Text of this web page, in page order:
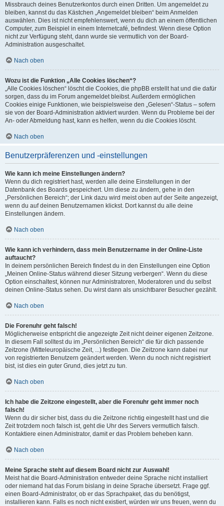
Missbrauch deines Benutzerkontos durch einen Dritten. Um angemeldet zu
bleiben, kannst du das Kästchen „Angemeldet bleiben“ beim Anmelden
auswählen. Dies ist nicht empfehlenswert, wenn du dich an einem öffentlichen
Computer, zum Beispiel in einem Internetcafé, befindest. Wenn diese Option
nicht zur Verfügung steht, dann wurde sie vermutlich von der Board-
Administration ausgeschaltet.
Nach oben
Wozu ist die Funktion „Alle Cookies löschen“?
„Alle Cookies löschen“ löscht die Cookies, die phpBB erstellt hat und die dafür
sorgen, dass du im Forum angemeldet bleibst. Außerdem ermöglichen
Cookies einige Funktionen, wie beispielsweise den „Gelesen“-Status – sofern
sie von der Board-Administration aktiviert wurden. Wenn du Probleme bei der
An- oder Abmeldung hast, kann es helfen, wenn du die Cookies löscht.
Nach oben
Benutzerpräferenzen und -einstellungen
Wie kann ich meine Einstellungen ändern?
Wenn du dich registriert hast, werden alle deine Einstellungen in der
Datenbank des Boards gespeichert. Um diese zu ändern, gehe in den
„Persönlichen Bereich“; der Link dazu wird meist oben auf der Seite angezeigt,
wenn du auf deinen Benutzernamen klickst. Dort kannst du alle deine
Einstellungen ändern.
Nach oben
Wie kann ich verhindern, dass mein Benutzername in der Online-Liste
auftaucht?
In deinem persönlichen Bereich findest du in den Einstellungen eine Option
„Meinen Online-Status während dieser Sitzung verbergen“. Wenn du diese
Option einschaltest, können nur Administratoren, Moderatoren und du selbst
deinen Online-Status sehen. Du wirst dann als unsichtbarer Besucher gezählt.
Nach oben
Die Forenuhr geht falsch!
Möglicherweise entspricht die angezeigte Zeit nicht deiner eigenen Zeitzone.
In diesem Fall solltest du im „Persönlichen Bereich“ die für dich passende
Zeitzone (Mitteleuropäische Zeit, ...) festlegen. Die Zeitzone kann dabei nur
von registrierten Benutzern geändert werden. Wenn du noch nicht registriert
bist, ist dies ein guter Grund, dies jetzt zu tun.
Nach oben
Ich habe die Zeitzone eingestellt, aber die Forenuhr geht immer noch
falsch!
Wenn du dir sicher bist, dass du die Zeitzone richtig eingestellt hast und die
Zeit trotzdem noch falsch ist, geht die Uhr des Servers vermutlich falsch.
Kontaktiere einen Administrator, damit er das Problem beheben kann.
Nach oben
Meine Sprache steht auf diesem Board nicht zur Auswahl!
Meist hat die Board-Administration entweder deine Sprache nicht installiert
oder niemand hat das Forum bislang in deine Sprache übersetzt. Frage ggf.
einen Board-Administrator, ob er das Sprachpaket, das du benötigst,
installieren kann. Falls es noch nicht existiert, würden wir uns freuen, wenn du